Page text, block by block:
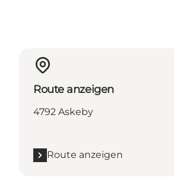
Route anzeigen
4792 Askeby
Route anzeigen